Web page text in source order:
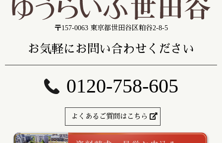
〒157-0063 東京都世田谷区粕谷2-8-5
お気軽にお問い合わせください
0120-758-605
よくあるご質問はこちら